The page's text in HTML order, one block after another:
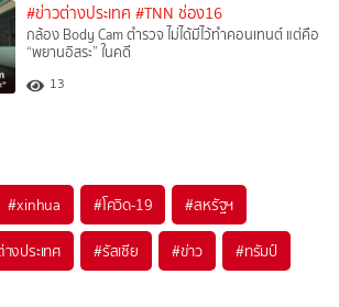
#ข่าวต่างประเทศ #TNN ช่อง16
กล้อง Body Cam ตำรวจ ไม่ได้มีไว้ทำคอนเทนต์ แต่คือ
“พยานอิสระ” ในคดี
13
#xinhua #โควิด-19 #สหรัฐฯ
งประเทศ #รัสเซีย #ข่าว #ทรัมป์